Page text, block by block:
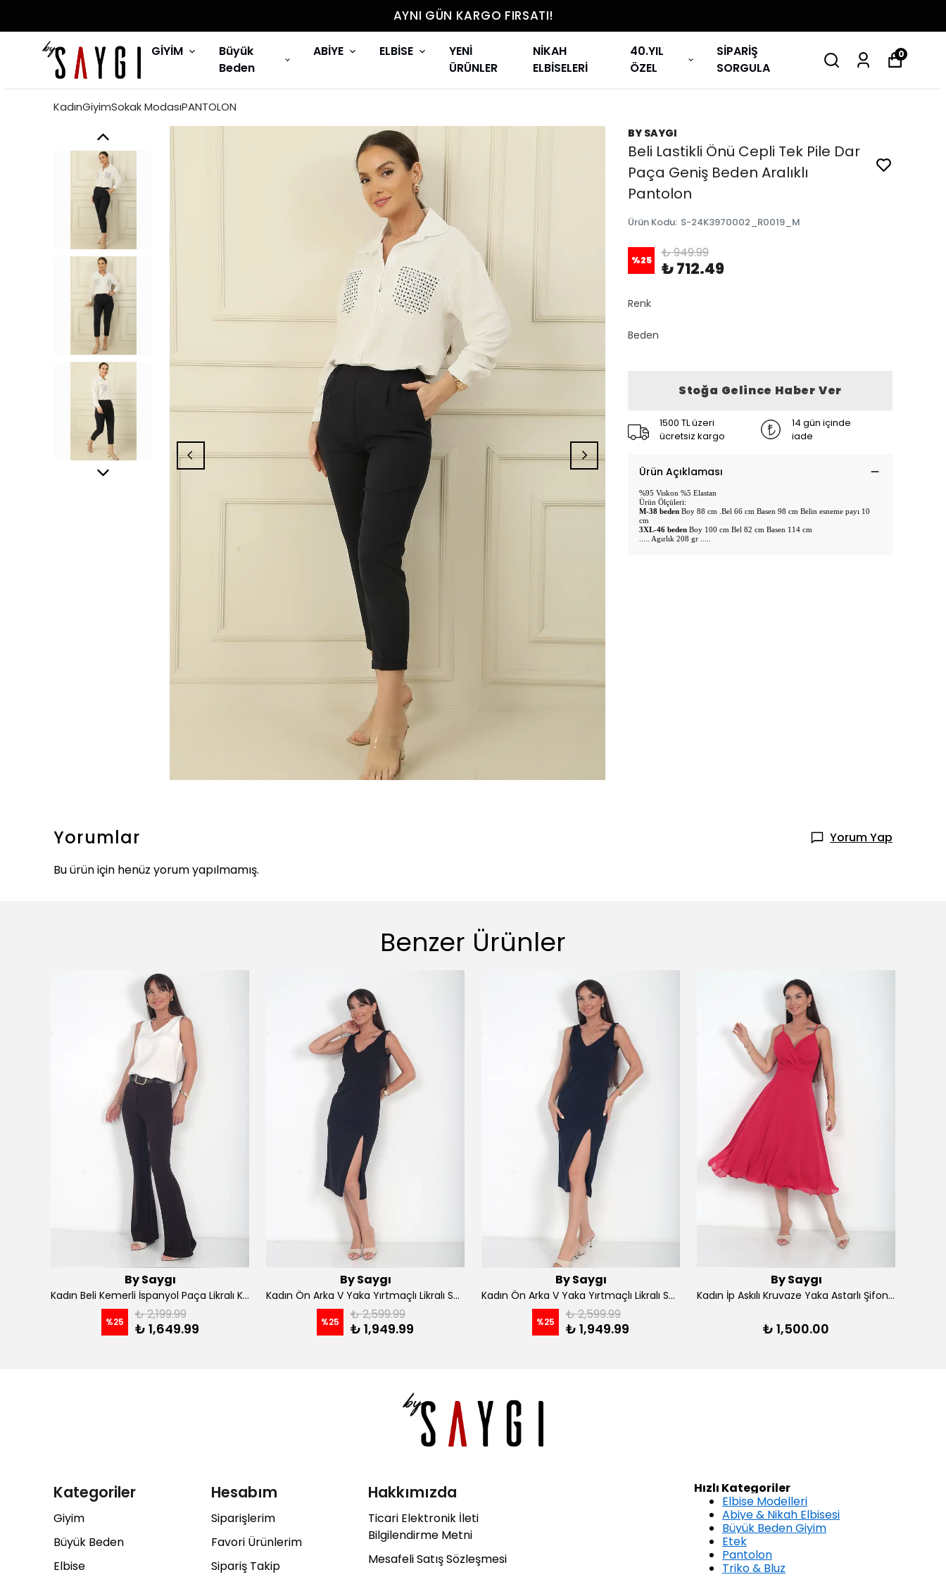
AYNI GÜN KARGO FIRSATI!
GİYİM
Büyük
Beden
ABİYE ELBİSE
YENİ
ÜRÜNLER
NİKAH
ELBİSELERİ
40.YIL
ÖZEL
SİPARİŞ
SORGULA
0
KadınGiyimSokak ModasıPANTOLON
BY SAYGI
Beli Lastikli Önü Cepli Tek Pile Dar
Paça Geniş Beden Aralıklı
Pantolon
Ürün Kodu: S-24K3970002_R0019_M
%25 ₺ 949.99
₺ 712.49
Renk
Beden
Stoğa Gelince Haber Ver
1500 TL üzeri
ücretsiz kargo
14 gün içinde
iade
Ürün Açıklaması
%95 Viskon %5 Elastan
Ürün Ölçüleri:
M-38 beden Boy 88 cm .Bel 66 cm Basen 98 cm Belin esneme payı 10
cm
3XL-46 beden Boy 100 cm Bel 82 cm Basen 114 cm
..... Agırlık 208 gr .....
Yorumlar
Yorum Yap
Bu ürün için henüz yorum yapılmamış.
Benzer Ürünler
By Saygı
Kadın Beli Kemerli İspanyol Paça Likralı Krep Pantolon - Kahve
%25 ₺ 2,199.99
₺ 1,649.99
By Saygı
Kadın Ön Arka V Yaka Yırtmaçlı Likralı Scuba Midi Elbise - Siyah
%25 ₺ 2,599.99
₺ 1,949.99
By Saygı
Kadın Ön Arka V Yaka Yırtmaçlı Likralı Scuba Midi Elbise - Lacivert
%25 ₺ 2,599.99
₺ 1,949.99
By Saygı
Kadın İp Askılı Kruvaze Yaka Astarlı Şifon Kloş Midi Elbise - Kırmızı
₺ 1,500.00
Kategoriler
Giyim
Büyük Beden
Elbise
Hesabım
Siparişlerim
Favori Ürünlerim
Sipariş Takip
Hakkımızda
Ticari Elektronik İleti
Bilgilendirme Metni
Mesafeli Satış Sözleşmesi
Hızlı Kategoriler
Elbise Modelleri
Abiye & Nikah Elbisesi
Büyük Beden Giyim
Etek
Pantolon
Triko & Bluz